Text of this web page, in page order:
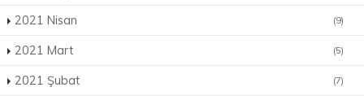
2021 Nisan (9)
2021 Mart (5)
2021 Şubat (7)